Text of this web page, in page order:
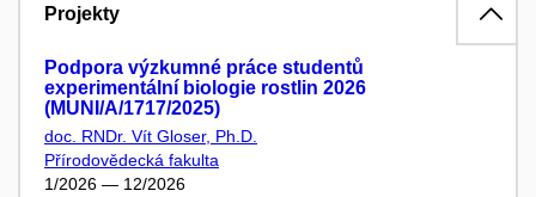
Projekty
Podpora výzkumné práce studentů
experimentální biologie rostlin 2026
(MUNI/A/1717/2025)
doc. RNDr. Vít Gloser, Ph.D.
Přírodovědecká fakulta
1/2026 — 12/2026